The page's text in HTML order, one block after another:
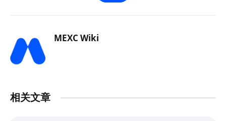
MEXC Wiki
相关文章